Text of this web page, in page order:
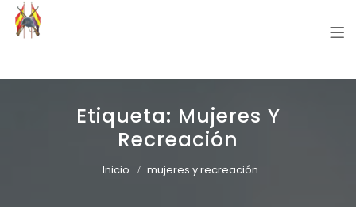
Etiqueta: Mujeres Y
Recreación
Inicio mujeres y recreación